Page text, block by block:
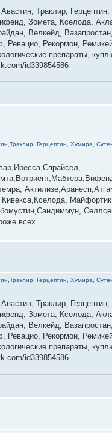
Траклир,
Зомета, Кселода,
Велкейд,
Ревацио, Рекормон,
препараты,
id339854586
Герцептин, Хумира,
всех
Герцептин, Хумира,
Траклир,
Зомета, Кселода,
Велкейд,
Ревацио, Рекормон,
препараты,
id339854586